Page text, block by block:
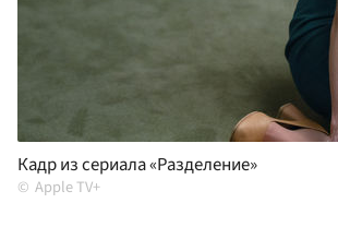
Кадр из сериала «Разделение»
Apple TV+